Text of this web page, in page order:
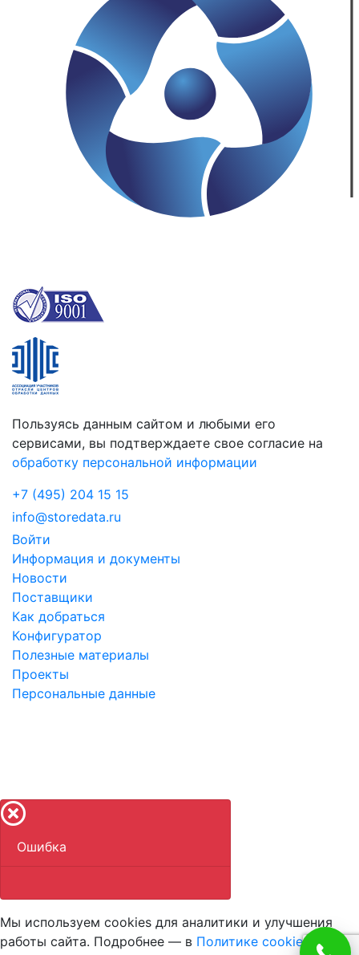
Пользуясь данным сайтом и любыми его
сервисами, вы подтверждаете свое согласие на
обработку персональной информации
+7 (495) 204 15 15
info@storedata.ru
Войти
Информация и документы
Новости
Поставщики
Как добраться
Конфигуратор
Полезные материалы
Проекты
Персональные данные
Ошибка
Мы используем cookies для аналитики и улучшения
работы сайта. Подробнее — в Политике cookies
и